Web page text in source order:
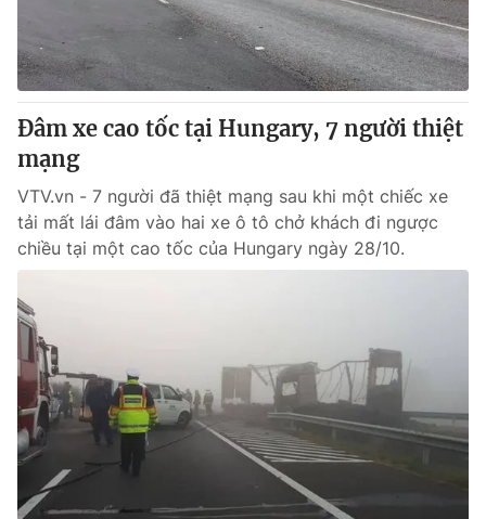
Thời báo VTV
Giấy phép hoạt động báo in và báo điện tử số 483/GP-BTTTT
cấp ngày 29/12/2023
Tổng Biên tập:Vũ Thanh Thủy
Phó Tổng Biên tập:Nguyễn Thị Mỹ Hạnh, Phạm Quốc Thắng,
Nguyễn Trọng Ninh
024.38 355 931 - 024.38 355 932
Ðiện thoại Thời báo VTV:024.66 897 897
Email: toasoan@vtv.vn
Liên hệ quảng cáo:
024-7300.7108
Đâm xe cao tốc tại Hungary, 7 người thiệt
mạng
VTV.vn - 7 người đã thiệt mạng sau khi một chiếc xe
tải mất lái đâm vào hai xe ô tô chở khách đi ngược
chiều tại một cao tốc của Hungary ngày 28/10.